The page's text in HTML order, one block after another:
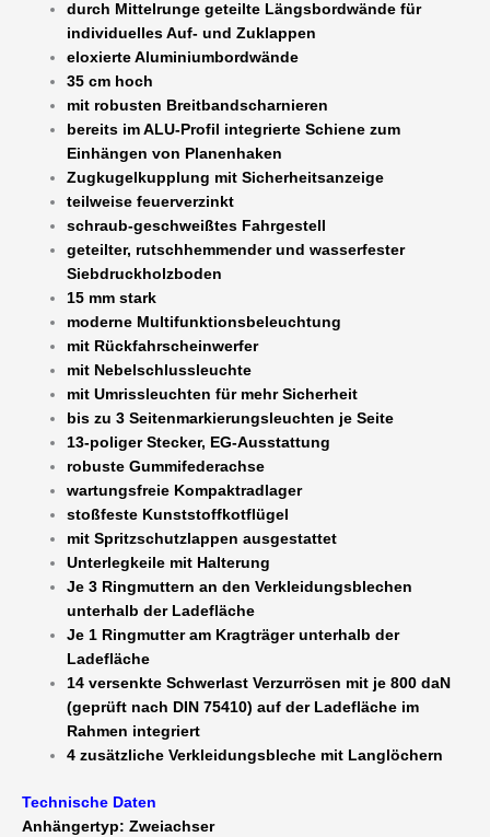
durch Mittelrunge geteilte Längsbordwände für
individuelles Auf- und Zuklappen
eloxierte Aluminiumbordwände
35 cm hoch
mit robusten Breitbandscharnieren
bereits im ALU-Profil integrierte Schiene zum
Einhängen von Planenhaken
Zugkugelkupplung mit Sicherheitsanzeige
teilweise feuerverzinkt
schraub-geschweißtes Fahrgestell
geteilter, rutschhemmender und wasserfester
Siebdruckholzboden
15 mm stark
moderne Multifunktionsbeleuchtung
mit Rückfahrscheinwerfer
mit Nebelschlussleuchte
mit Umrissleuchten für mehr Sicherheit
bis zu 3 Seitenmarkierungsleuchten je Seite
13-poliger Stecker, EG-Ausstattung
robuste Gummifederachse
wartungsfreie Kompaktradlager
stoßfeste Kunststoffkotflügel
mit Spritzschutzlappen ausgestattet
Unterlegkeile mit Halterung
Je 3 Ringmuttern an den Verkleidungsblechen
unterhalb der Ladefläche
Je 1 Ringmutter am Kragträger unterhalb der
Ladefläche
14 versenkte Schwerlast Verzurrösen mit je 800 daN
(geprüft nach DIN 75410) auf der Ladefläche im
Rahmen integriert
4 zusätzliche Verkleidungsbleche mit Langlöchern
Technische Daten
Anhängertyp: Zweiachser